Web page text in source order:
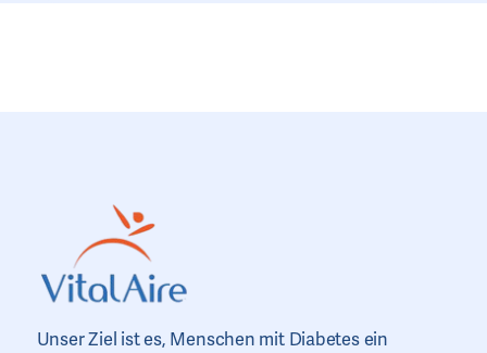
Unser Ziel ist es, Menschen mit Diabetes ein